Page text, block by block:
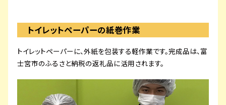
トイレットペーパーの紙巻作業
トイレットペーパーに、外紙を包装する軽作業です。完成品は、富
士宮市のふるさと納税の返礼品に活用されます。